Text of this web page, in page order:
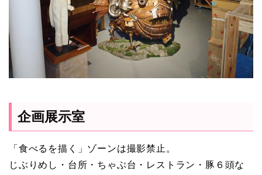
企画展示室
「食べるを描く」ゾーンは撮影禁止。
じぶりめし・台所・ちゃぶ台・レストラン・豚６頭な